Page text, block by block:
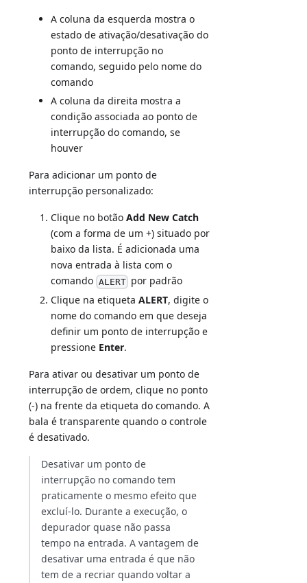
A coluna da esquerda mostra o
estado de ativação/desativação do
ponto de interrupção no
comando, seguido pelo nome do
comando
A coluna da direita mostra a
condição associada ao ponto de
interrupção do comando, se
houver
Para adicionar um ponto de
interrupção personalizado:
Clique no botãoAdd New Catch
(com a forma de um +) situado por
baixo da lista. É adicionada uma
nova entrada à lista com o
comando ALERT por padrão
Clique na etiquetaALERT, digite o
nome do comando em que deseja
definir um ponto de interrupção e
pressione Enter.
Para ativar ou desativar um ponto de
interrupção de ordem, clique no ponto
(-) na frente da etiqueta do comando. A
bala é transparente quando o controle
é desativado.
Desativar um ponto de
interrupção no comando tem
praticamente o mesmo efeito que
excluí-lo. Durante a execução, o
depurador quase não passa
tempo na entrada. A vantagem de
desativar uma entrada é que não
tem de a recriar quando voltar a